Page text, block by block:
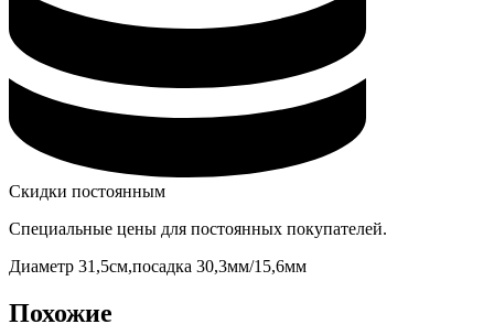
Скидки постоянным
Специальные цены для постоянных покупателей.
Диаметр 31,5см,посадка 30,3мм/15,6мм
Похожие